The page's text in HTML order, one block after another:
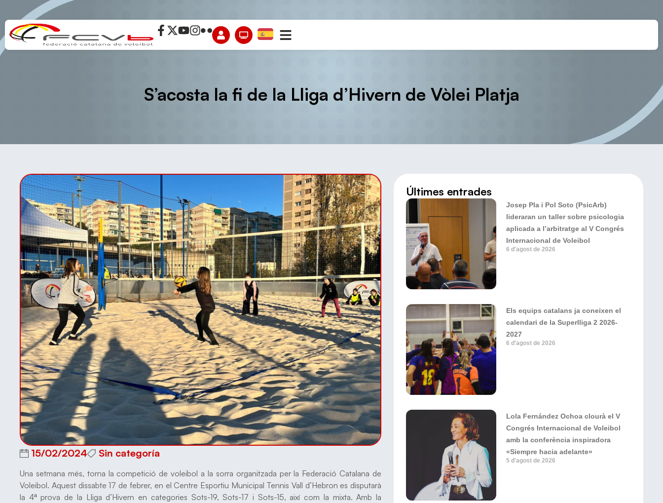
S’acosta la fi de la Lliga d’Hivern de Vòlei Platja
15/02/2024 Sin categoría
Una setmana més, torna la competició de voleibol a la sorra organitzada per la Federació Catalana de
Voleibol. Aquest dissabte 17 de febrer, en el Centre Esportiu Municipal Tennis Vall d’Hebron es disputarà
la 4ª prova de la Lliga d’Hivern en categories Sots-19, Sots-17 i Sots-15, així com la mixta. Amb la
Últimes entrades
Josep Pla i Pol Soto (PsicArb)
lideraran un taller sobre psicologia
aplicada a l’arbitratge al V Congrés
Internacional de Voleibol
6 d'agost de 2026
Els equips catalans ja coneixen el
calendari de la Superlliga 2 2026-
2027
6 d'agost de 2026
Lola Fernández Ochoa clourà el V
Congrés Internacional de Voleibol
amb la conferència inspiradora
«Siempre hacia adelante»
5 d'agost de 2026